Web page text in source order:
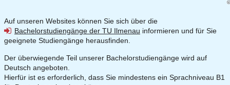
Auf unseren Websites können Sie sich über die
Bachelorstudiengänge der TU Ilmenau informieren und für Sie
geeignete Studiengänge herausfinden.
Der überwiegende Teil unserer Bachelorstudiengänge wird auf
Deutsch angeboten.
Hierfür ist es erforderlich, dass Sie mindestens ein Sprachniveau B1